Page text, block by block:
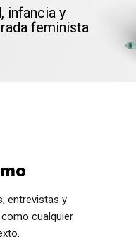
infancia y
feminista
entrevistas y
cualquier